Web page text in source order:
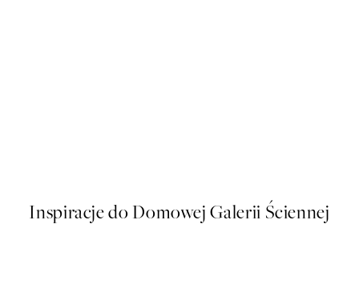
Inspiracje do Domowej Galerii Ściennej